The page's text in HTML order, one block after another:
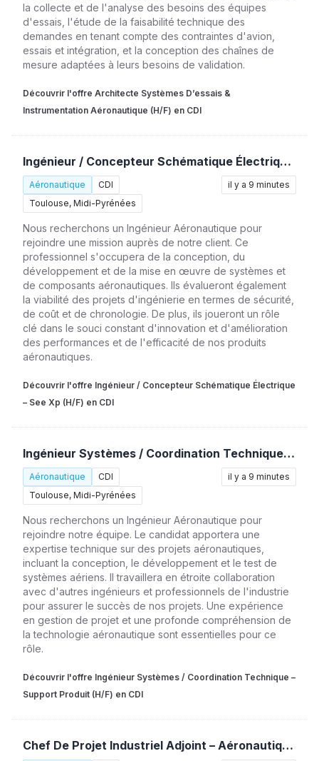
la collecte et de l'analyse des besoins des équipes
d'essais, l'étude de la faisabilité technique des
demandes en tenant compte des contraintes d'avion,
essais et intégration, et la conception des chaînes de
mesure adaptées à leurs besoins de validation.
Découvrir l'offre Architecte Systèmes D’essais &
Instrumentation Aéronautique (H/F) en CDI
Ingénieur / Concepteur Schématique Électrique – See Xp (H/F)
Aéronautique
CDI
Toulouse, Midi-Pyrénées
il y a 9 minutes
Nous recherchons un Ingénieur Aéronautique pour
rejoindre une mission auprès de notre client. Ce
professionnel s'occupera de la conception, du
développement et de la mise en œuvre de systèmes et
de composants aéronautiques. Ils évalueront également
la viabilité des projets d'ingénierie en termes de sécurité,
de coût et de chronologie. De plus, ils joueront un rôle
clé dans le souci constant d'innovation et d'amélioration
des performances et de l'efficacité de nos produits
aéronautiques.
Découvrir l'offre Ingénieur / Concepteur Schématique Électrique
– See Xp (H/F) en CDI
Ingénieur Systèmes / Coordination Technique – Support Produit (H/F)
Aéronautique
CDI
Toulouse, Midi-Pyrénées
il y a 9 minutes
Nous recherchons un Ingénieur Aéronautique pour
rejoindre notre équipe. Le candidat apportera une
expertise technique sur des projets aéronautiques,
incluant la conception, le développement et le test de
systèmes aériens. Il travaillera en étroite collaboration
avec d'autres ingénieurs et professionnels de l'industrie
pour assurer le succès de nos projets. Une expérience
en gestion de projet et une profonde compréhension de
la technologie aéronautique sont essentielles pour ce
rôle.
Découvrir l'offre Ingénieur Systèmes / Coordination Technique –
Support Produit (H/F) en CDI
Chef De Projet Industriel Adjoint – Aéronautique (H/F)